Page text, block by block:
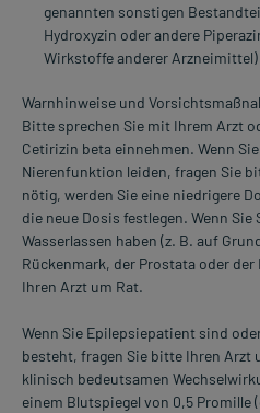
genannten sonstigen
Hydroxyzin oder andere
Wirkstoffe anderer
Warnhinweise und
Bitte sprechen Sie mit Ihrem Arzt
Cetirizin beta einnehmen. Wenn
Nierenfunktion leiden, fragen Sie
nötig, werden Sie eine niedrigere
die neue Dosis festlegen. Wenn
Wasserlassen haben (z. B. auf
Rückenmark, der Prostata oder
Ihren Arzt um Rat.
Wenn Sie Epilepsiepatient sind
besteht, fragen Sie bitte Ihren Arzt
klinisch bedeutsamen
einem Blutspiegel von 0,5